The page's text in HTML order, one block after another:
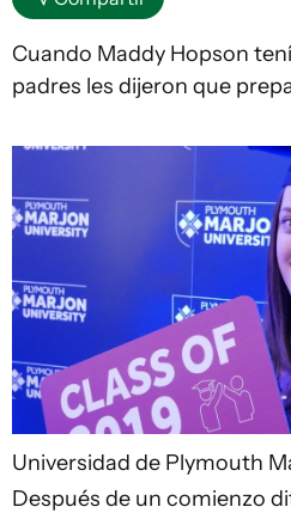
Cuando Maddy Hopson
padres les dijeron que
Universidad de Plymouth
Después de un comienzo